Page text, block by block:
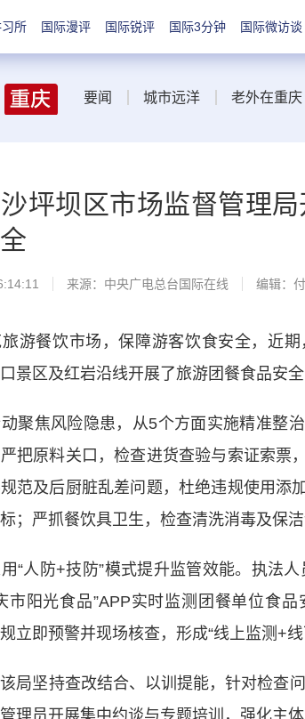
所 国际漫评 国际锐评 国际3分钟 国际微访谈
要闻 城市远洋 老外在重庆
坪坝区市场监督管理
来源：中央广电总台国际在线 编辑：
餐饮市场，保障游客饮食安全，近期
景区及红岩沿线开展了旅游团餐食品安全
焦风险隐患，从5个方面实施精准整治
把原料关口，检查进货查验与索证索票
范及后厨脏乱差问题，杜绝违规使用添
；严抓餐饮具卫生，检查清洗消毒及保洁
防+技防”模式提升监管效能。执法人
市阳光食品”APP实时监测团餐单位食
立即预警并现场核查，形成“线上监测+线
坚持查改结合、以训提能，针对检查问
理员开展集中约谈与专题培训，强化主